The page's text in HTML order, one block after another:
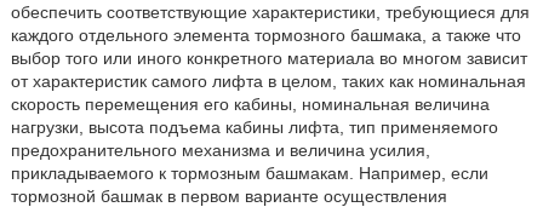
обеспечить соответствующие характеристики, требующиеся для
каждого отдельного элемента тормозного башмака, а также что
выбор того или иного конкретного материала во многом зависит
от характеристик самого лифта в целом, таких как номинальная
скорость перемещения его кабины, номинальная величина
нагрузки, высота подъема кабины лифта, тип применяемого
предохранительного механизма и величина усилия,
прикладываемого к тормозным башмакам. Например, если
тормозной башмак в первом варианте осуществления